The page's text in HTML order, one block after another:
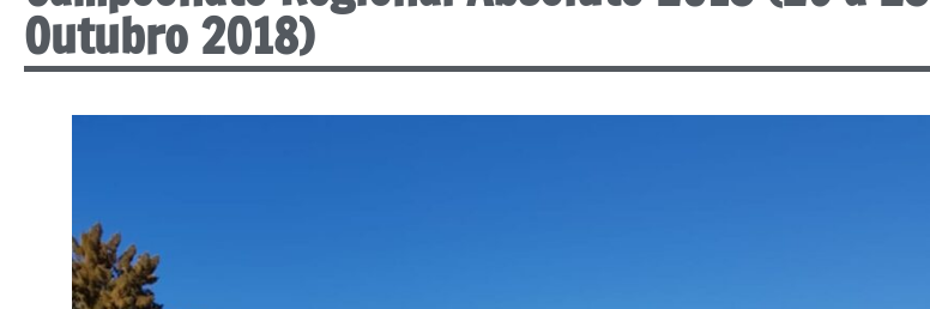
Outubro 2018)